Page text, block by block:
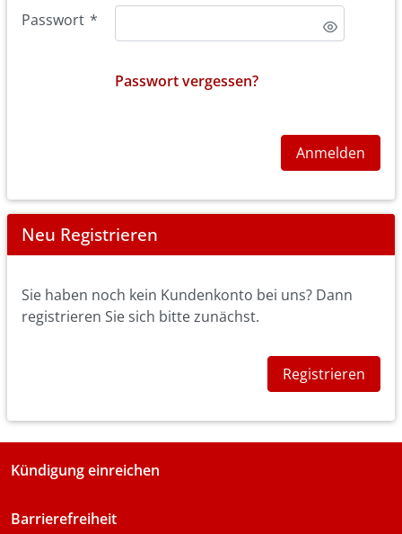
Passwort *
Passwort vergessen?
Anmelden
Neu Registrieren
Sie haben noch kein Kundenkonto bei uns? Dann
registrieren Sie sich bitte zunächst.
Registrieren
Kündigung einreichen
Barrierefreiheit